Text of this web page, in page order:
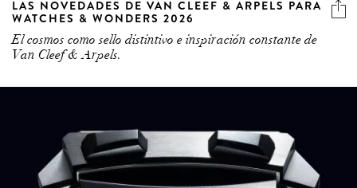
LAS NOVEDADES DE VAN CLEEF & ARPELS PARA
WATCHES & WONDERS 2026
El cosmos como sello distintivo e inspiración constante de
Van Cleef & Arpels.